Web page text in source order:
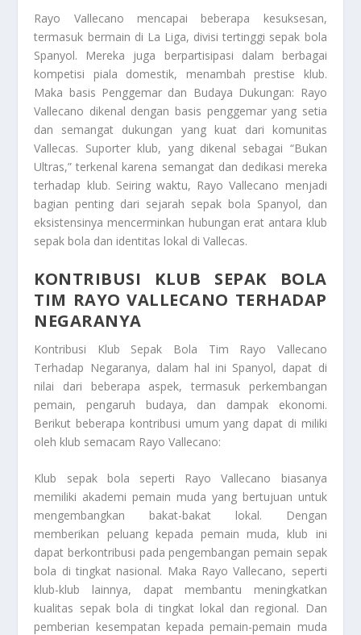
Rayo Vallecano mencapai beberapa kesuksesan,
termasuk bermain di La Liga, divisi tertinggi sepak bola
Spanyol. Mereka juga berpartisipasi dalam berbagai
kompetisi piala domestik, menambah prestise klub.
Maka basis Penggemar dan Budaya Dukungan: Rayo
Vallecano dikenal dengan basis penggemar yang setia
dan semangat dukungan yang kuat dari komunitas
Vallecas. Suporter klub, yang dikenal sebagai “Bukan
Ultras,” terkenal karena semangat dan dedikasi mereka
terhadap klub. Seiring waktu, Rayo Vallecano menjadi
bagian penting dari sejarah sepak bola Spanyol, dan
eksistensinya mencerminkan hubungan erat antara klub
sepak bola dan identitas lokal di Vallecas.
KONTRIBUSI KLUB SEPAK BOLA
TIM RAYO VALLECANO TERHADAP
NEGARANYA
Kontribusi Klub Sepak Bola Tim Rayo Vallecano
Terhadap Negaranya, dalam hal ini Spanyol, dapat di
nilai dari beberapa aspek, termasuk perkembangan
pemain, pengaruh budaya, dan dampak ekonomi.
Berikut beberapa kontribusi umum yang dapat di miliki
oleh klub semacam Rayo Vallecano:
Klub sepak bola seperti Rayo Vallecano biasanya
memiliki akademi pemain muda yang bertujuan untuk
mengembangkan bakat-bakat lokal. Dengan
memberikan peluang kepada pemain muda, klub ini
dapat berkontribusi pada pengembangan pemain sepak
bola di tingkat nasional. Maka Rayo Vallecano, seperti
klub-klub lainnya, dapat membantu meningkatkan
kualitas sepak bola di tingkat lokal dan regional. Dan
pemberian kesempatan kepada pemain-pemain muda